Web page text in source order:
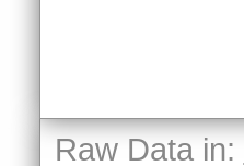
Raw Data in: